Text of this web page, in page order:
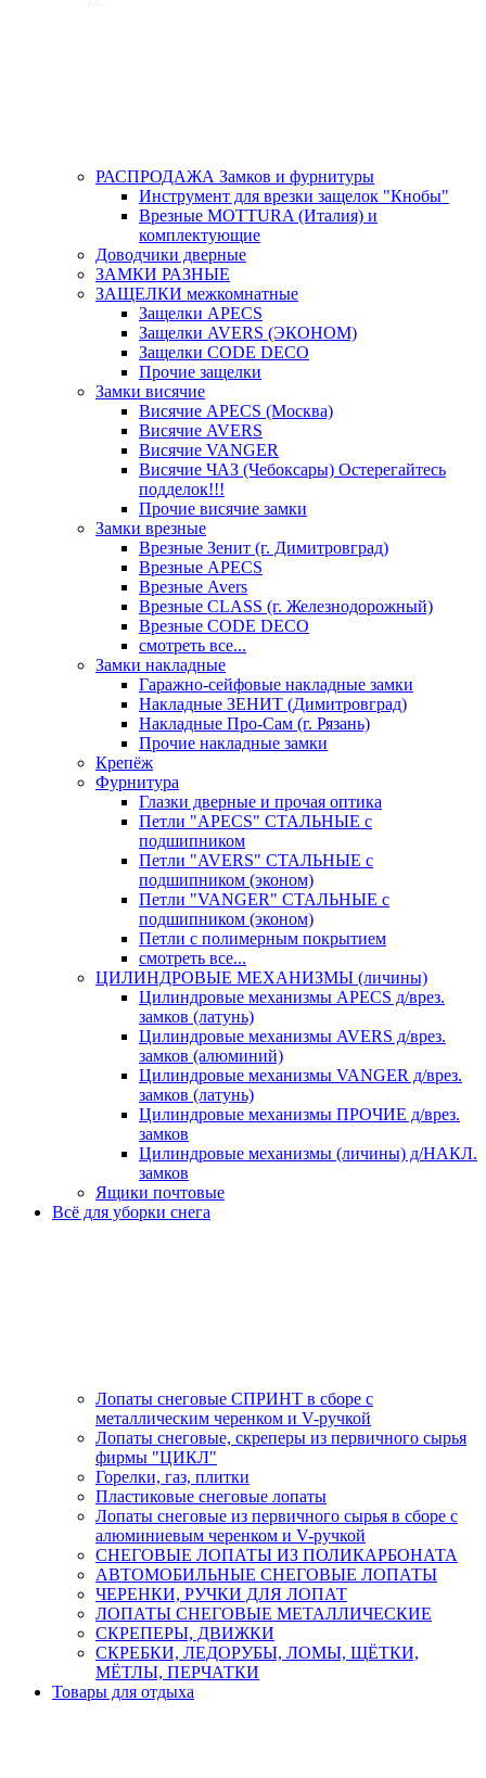
РАСПРОДАЖА Замков и фурнитуры
Инструмент для врезки защелок "Кнобы"
Врезные MOTTURA (Италия) и
комплектующие
Доводчики дверные
ЗАМКИ РАЗНЫЕ
ЗАЩЕЛКИ межкомнатные
Защелки APECS
Защелки AVERS (ЭКОНОМ)
Защелки CODE DECO
Прочие защелки
Замки висячие
Висячие APECS (Москва)
Висячие AVERS
Висячие VANGER
Висячие ЧАЗ (Чебоксары) Остерегайтесь
подделок!!!
Прочие висячие замки
Замки врезные
Врезные Зенит (г. Димитровград)
Врезные APECS
Врезные Avers
Врезные CLASS (г. Железнодорожный)
Врезные CODE DECO
смотреть все...
Замки накладные
Гаражно-сейфовые накладные замки
Накладные ЗЕНИТ (Димитровград)
Накладные Про-Сам (г. Рязань)
Прочие накладные замки
Крепёж
Фурнитура
Глазки дверные и прочая оптика
Петли "APECS" СТАЛЬНЫЕ с
подшипником
Петли "AVERS" СТАЛЬНЫЕ с
подшипником (эконом)
Петли "VANGER" СТАЛЬНЫЕ с
подшипником (эконом)
Петли с полимерным покрытием
смотреть все...
ЦИЛИНДРОВЫЕ МЕХАНИЗМЫ (личины)
Цилиндровые механизмы APECS д/врез.
замков (латунь)
Цилиндровые механизмы AVERS д/врез.
замков (алюминий)
Цилиндровые механизмы VANGER д/врез.
замков (латунь)
Цилиндровые механизмы ПРОЧИЕ д/врез.
замков
Цилиндровые механизмы (личины) д/НАКЛ.
замков
Ящики почтовые
Всё для уборки снега
Лопаты снеговые СПРИНТ в сборе с
металлическим черенком и V-ручкой
Лопаты снеговые, скреперы из первичного сырья
фирмы "ЦИКЛ"
Горелки, газ, плитки
Пластиковые снеговые лопаты
Лопаты снеговые из первичного сырья в сборе с
алюминиевым черенком и V-ручкой
СНЕГОВЫЕ ЛОПАТЫ ИЗ ПОЛИКАРБОНАТА
АВТОМОБИЛЬНЫЕ СНЕГОВЫЕ ЛОПАТЫ
ЧЕРЕНКИ, РУЧКИ ДЛЯ ЛОПАТ
ЛОПАТЫ СНЕГОВЫЕ МЕТАЛЛИЧЕСКИЕ
СКРЕПЕРЫ, ДВИЖКИ
СКРЕБКИ, ЛЕДОРУБЫ, ЛОМЫ, ЩЁТКИ,
МЁТЛЫ, ПЕРЧАТКИ
Товары для отдыха